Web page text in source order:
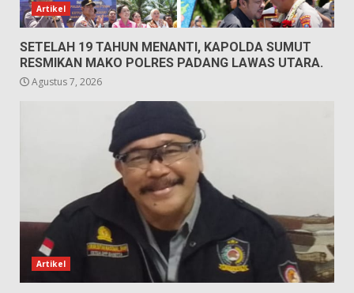
Artikel
SETELAH 19 TAHUN MENANTI, KAPOLDA SUMUT
RESMIKAN MAKO POLRES PADANG LAWAS UTARA.
Agustus 7, 2026
Artikel